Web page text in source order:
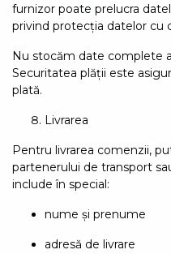
furnizor poate prelucra
privind protecția datelor cu
Nu stocăm date complete
Securitatea plății este
plată.
Livrarea
Pentru livrarea comenzii,
partenerului de transport
include în special:
nume și prenume
adresă de livrare